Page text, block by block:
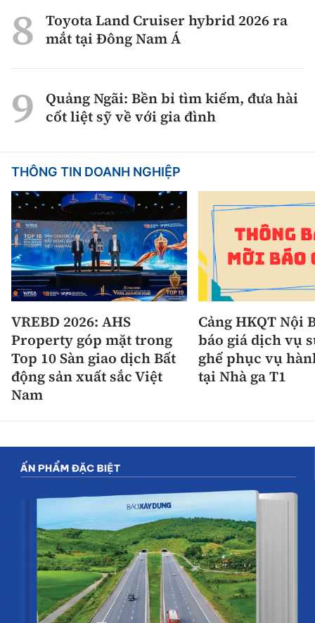
Toyota Land Cruiser hybrid 2026 ra
mắt tại Đông Nam Á
Quảng Ngãi: Bền bỉ tìm kiếm, đưa hài
cốt liệt sỹ về với gia đình
THÔNG TIN DOANH NGHIỆP
VREBD 2026: AHS
Property góp mặt trong
Top 10 Sàn giao dịch Bất
động sản xuất sắc Việt
Nam
Cảng HKQT Nội
báo giá dịch vụ
ghế phục vụ
tại Nhà ga T1